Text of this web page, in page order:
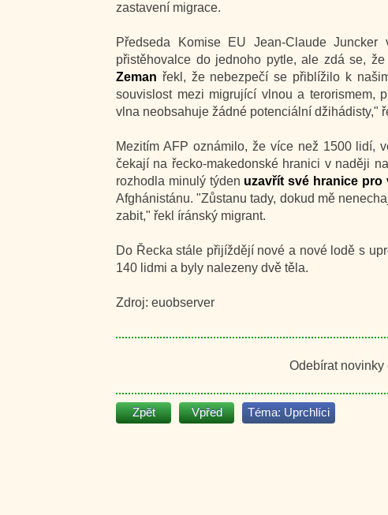
zastavení migrace.
Předseda Komise EU Jean-Claude
přistěhovalce do jednoho pytle, ale zdá se,
Zeman řekl, že nebezpečí se přiblížilo k
souvislost mezi migrující vlnou a terorismem,
vlna neobsahuje žádné potenciální džihádisty,"
Mezitím AFP oznámilo, že více než 1500 lidí,
čekají na řecko-makedonské hranici v naději
rozhodla minulý týden uzavřít své hranice pro
Afghánistánu. "Zůstanu tady, dokud mě
zabit," řekl íránský migrant.
Do Řecka stále přijíždějí nové a nové lodě s
140 lidmi a byly nalezeny dvě těla.
Zdroj: euobserver
Odebírat novinky
Zpět Vpřed Téma: Uprchlíci